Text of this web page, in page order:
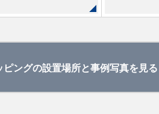
ングの設置場所と事例写真を見る